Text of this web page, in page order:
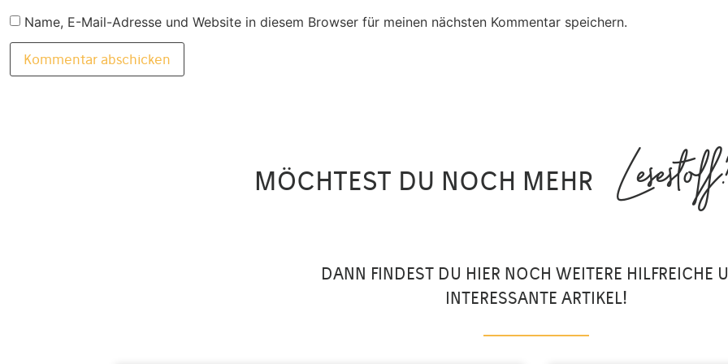
Name, E-Mail-Adresse und Website in diesem Browser für meinen nächsten Kommentar speichern.
MÖCHTEST DU NOCH MEHR
DANN FINDEST DU HIER NOCH WEITERE HILFREICHE
INTERESSANTE ARTIKEL!